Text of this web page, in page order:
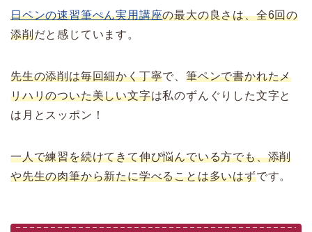
日ペンの速習筆ぺん実用講座の最大の良さは、全6回の
添削だと感じています。
先生の添削は毎回細かく丁寧で、筆ペンで書かれたメ
リハリのついた美しい文字は私のずんぐりした文字と
は月とスッポン！
一人で練習を続けてきて伸び悩んでいる方でも、添削
や先生の肉筆から新たに学べることは多いはずです。